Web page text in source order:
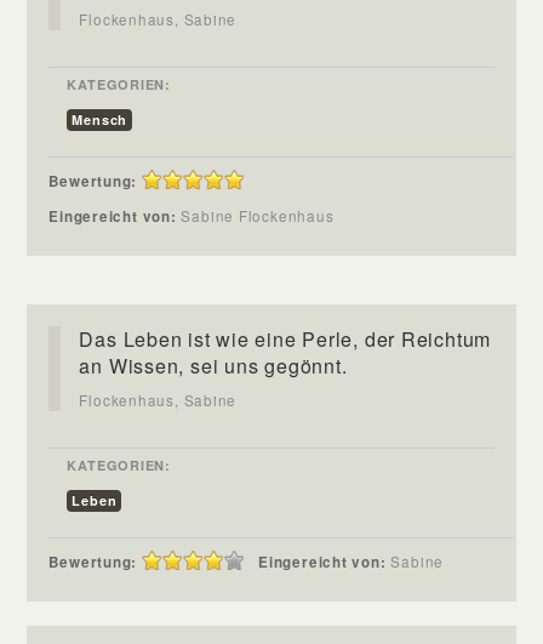
Flockenhaus, Sabine
KATEGORIEN:
Mensch
Bewertung:
Eingereicht von:Sabine Flockenhaus
Das Leben ist wie eine Perle, der Reichtum
an Wissen, sei uns gegönnt.
Flockenhaus, Sabine
KATEGORIEN:
Leben
Bewertung: Eingereicht von:Sabine